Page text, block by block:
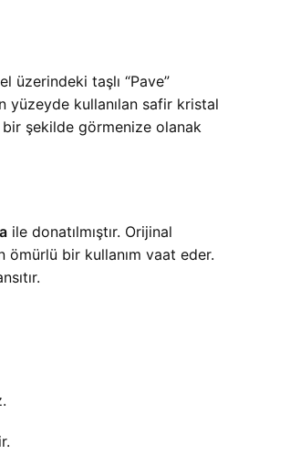
üzerindeki taşlı “Pave”
yüzeyde kullanılan safir kristal
bir şekilde görmenize olanak
ile donatılmıştır. Orijinal
ömürlü bir kullanım vaat eder.